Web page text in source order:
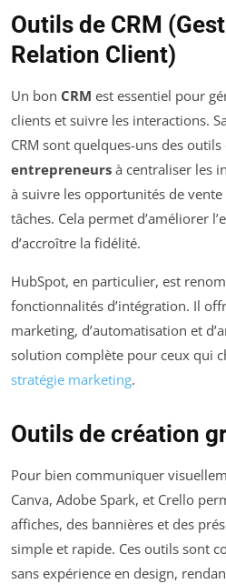
Outils de CRM
Relation Client)
Un bon CRM est essentiel pour
clients et suivre les interactions.
CRM sont quelques-uns des
entrepreneurs à centraliser les
à suivre les opportunités de
tâches. Cela permet d’améliorer
d’accroître la fidélité.
HubSpot, en particulier, est
fonctionnalités d’intégration. Il
marketing, d’automatisation et
solution complète pour ceux qui
stratégie marketing.
Outils de création
Pour bien communiquer
Canva, Adobe Spark, et Crello
affiches, des bannières et des
simple et rapide. Ces outils sont
sans expérience en design,